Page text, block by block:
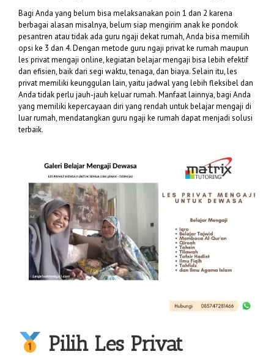
Bagi Anda yang belum bisa melaksanakan poin 1 dan 2 karena
berbagai alasan misalnya, belum siap mengirim anak ke pondok
pesantren atau tidak ada guru ngaji dekat rumah, Anda bisa memilih
opsi ke 3 dan 4. Dengan metode guru ngaji privat ke rumah maupun
les privat mengaji online, kegiatan belajar mengaji bisa lebih efektif
dan efisien, baik dari segi waktu, tenaga, dan biaya. Selain itu, les
privat memiliki keunggulan lain, yaitu jadwal yang lebih fleksibel dan
Anda tidak perlu jauh-jauh keluar rumah. Manfaat lainnya, bagi Anda
yang memiliki kepercayaan diri yang rendah untuk belajar mengaji di
luar rumah, mendatangkan guru ngaji ke rumah dapat menjadi solusi
terbaik.
Pilih Les Privat